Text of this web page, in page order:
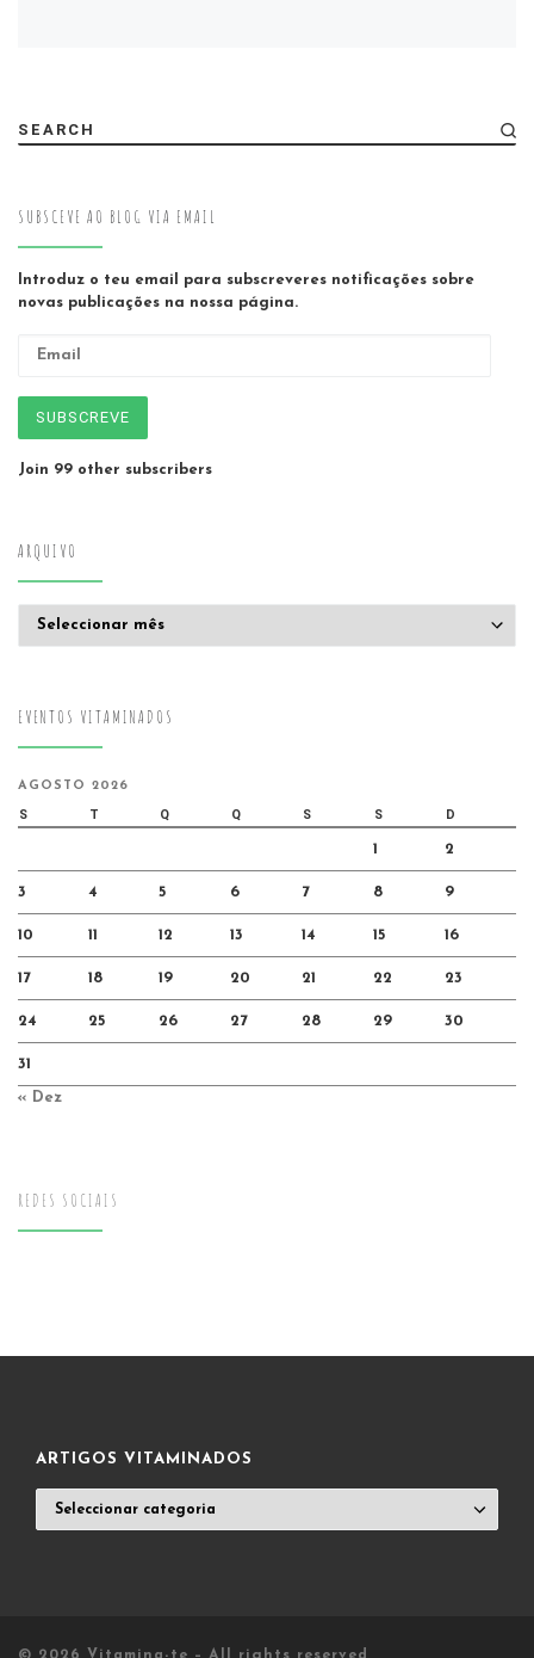
SEARCH
SUBSCEVE AO BLOG VIA EMAIL
Introduz o teu email para subscreveres notificações sobre
novas publicações na nossa página.
SUBSCREVE
Join 99 other subscribers
ARQUIVO
EVENTOS VITAMINADOS
AGOSTO 2026
S T Q Q S S D
1 2
3 4 5 6 7 8 9
10 11 12 13 14 15 16
17 18 19 20 21 22 23
24 25 26 27 28 29 30
31
« Dez
REDES SOCIAIS
ARTIGOS VITAMINADOS
VITAMINADOS